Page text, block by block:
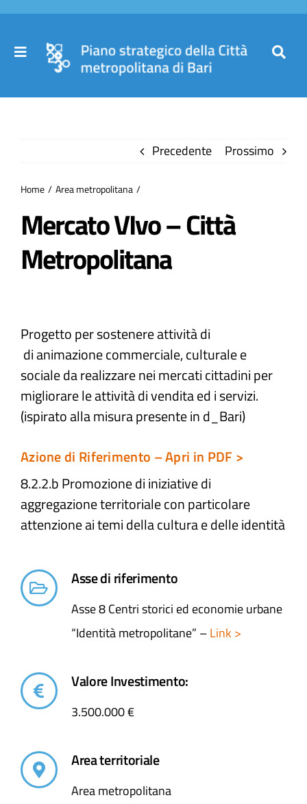
Salta
contenuto
Toggle
Partecipa
Atti e Docunenti
Notizie
Precedente Prossimo
Home Area metropolitana
Mercato VIvo – Città
Metropolitana
Progetto per sostenere attività di
di animazione commerciale, culturale e
sociale da realizzare nei mercati cittadini per
migliorare le attività di vendita ed i servizi.
(ispirato alla misura presente in d_Bari)
Azione di Riferimento – Apri in PDF >
8.2.2.b Promozione di iniziative di
aggregazione territoriale con particolare
attenzione ai temi della cultura e delle identità
Asse di riferimento
Asse 8 Centri storici ed economie urbane
“Identità metropolitane” –Link >
Valore Investimento:
3.500.000 €
Area territoriale
Area metropolitana